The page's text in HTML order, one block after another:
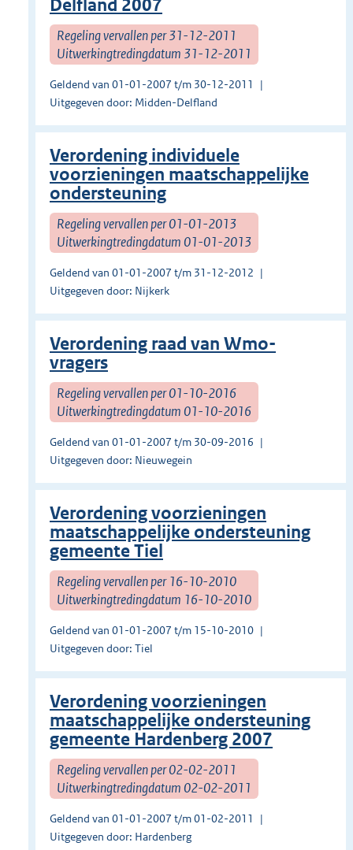
Delfland 2007
Regeling vervallen per 31-12-2011
Uitwerkingtredingdatum 31-12-2011
Geldend van 01-01-2007 t/m 30-12-2011
Uitgegeven door: Midden-Delfland
Verordening individuele
voorzieningen maatschappelijke
ondersteuning
Regeling vervallen per 01-01-2013
Uitwerkingtredingdatum 01-01-2013
Geldend van 01-01-2007 t/m 31-12-2012
Uitgegeven door: Nijkerk
Verordening raad van Wmo-
vragers
Regeling vervallen per 01-10-2016
Uitwerkingtredingdatum 01-10-2016
Geldend van 01-01-2007 t/m 30-09-2016
Uitgegeven door: Nieuwegein
Verordening voorzieningen
maatschappelijke ondersteuning
gemeente Tiel
Regeling vervallen per 16-10-2010
Uitwerkingtredingdatum 16-10-2010
Geldend van 01-01-2007 t/m 15-10-2010
Uitgegeven door: Tiel
Verordening voorzieningen
maatschappelijke ondersteuning
gemeente Hardenberg 2007
Regeling vervallen per 02-02-2011
Uitwerkingtredingdatum 02-02-2011
Geldend van 01-01-2007 t/m 01-02-2011
Uitgegeven door: Hardenberg